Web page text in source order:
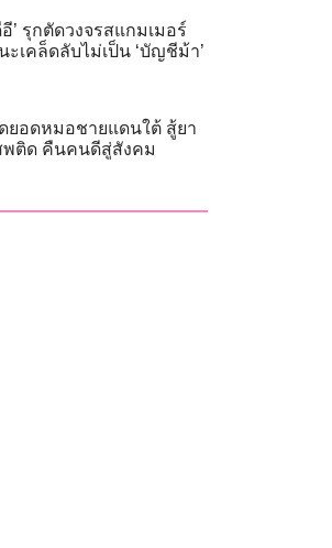
อี’ รุกตัดวงจรสแกมเมอร์
ะเคล็ดลับไม่เป็น ‘บัญชีม้า’
ยอดหมอชายแดนใต้ สู้ยา
พติด คืนคนดีสู่สังคม